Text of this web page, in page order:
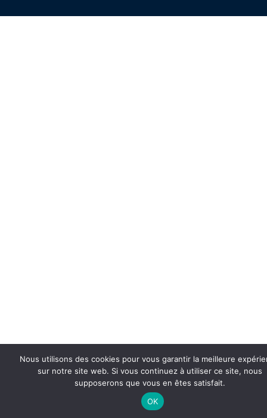
Nous utilisons des cookies pour vous garantir la meilleure
sur notre site web. Si vous continuez à utiliser ce site, nous
supposerons que vous en êtes satisfait.
OK